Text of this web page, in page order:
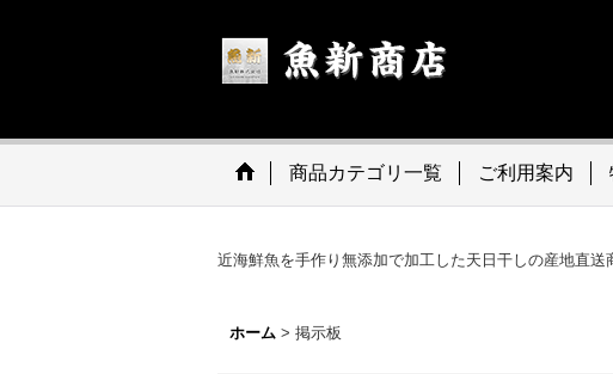
商品カテゴリ一覧 ご利用案内
近海鮮魚を手作り無添加で加工した天日干しの産地直送
ホーム > 掲示板